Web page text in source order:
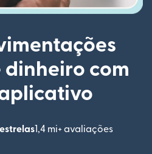
dinheiro com
1,4 mi+ avaliações
(abre